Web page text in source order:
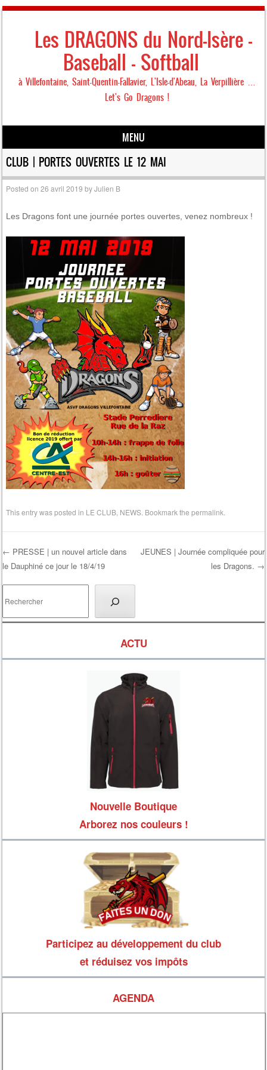
Les DRAGONS du Nord-Isère –
Baseball – Softball
à Villefontaine, Saint-Quentin-Fallavier, L'Isle-d'Abeau, La Verpillière …
Let's Go Dragons !
MENU
Skip to content
CLUB | PORTES OUVERTES LE 12 MAI
Posted on26 avril 2019 byJulien B
Les Dragons font une journée portes ouvertes, venez nombreux !
This entry was posted in LE CLUB NEWS . Bookmark thepermalink
Post navigation
← PRESSE | un nouvel article dans
le Dauphiné ce jour le 18/4/19
JEUNES | Journée compliquée pour
les Dragons. →
ACTU
Nouvelle Boutique
Arborez nos couleurs !
Participez au développement du club
et réduisez vos impôts
AGENDA